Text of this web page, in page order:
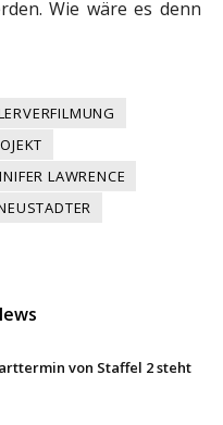
Wie wäre es denn
LAWRENCE
von Staffel 2 steht